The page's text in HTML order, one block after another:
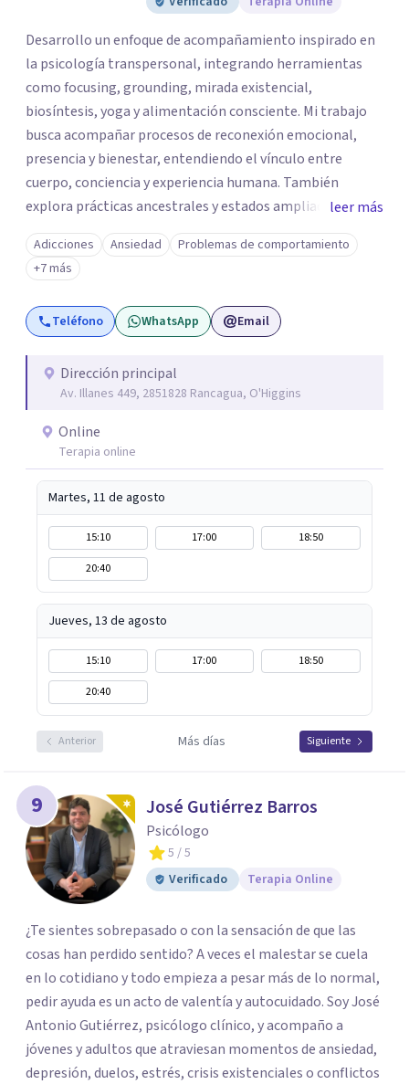
Desarrollo un enfoque de acompañamiento inspirado en
la psicología transpersonal, integrando herramientas
como focusing, grounding, mirada existencial,
biosíntesis, yoga y alimentación consciente. Mi trabajo
busca acompañar procesos de reconexión emocional,
presencia y bienestar, entendiendo el vínculo entre
cuerpo, conciencia y experiencia humana. También
explora prácticas ancestrales y estados ampliados de
conciencia como caminos de introspección,
resignificación emocional y crecimiento personal. Se
caracteriza por crear espacios cálidos y humanos,
orientados a la autenticidad, la escucha y el desarrollo de
una relación más consciente con uno mismo y con la vida.
leer más
Adicciones Ansiedad
Problemas de comportamiento
+7 más
Teléfono WhatsApp Email
Dirección principal
Av. Illanes 449, 2851828 Rancagua, O'Higgins
Online
Terapia online
Martes, 11 de agosto
15:10 17:00
18:50
20:40
Jueves, 13 de agosto
15:10 17:00
18:50
20:40
Anterior Más días Siguiente
9 José Gutiérrez Barros
Psicólogo
5 / 5
Verificado
Terapia Online
¿Te sientes sobrepasado o con la sensación de que las
cosas han perdido sentido? A veces el malestar se cuela
en lo cotidiano y todo empieza a pesar más de lo normal,
pedir ayuda es un acto de valentía y autocuidado. Soy José
Antonio Gutiérrez, psicólogo clínico, y acompaño a
jóvenes y adultos que atraviesan momentos de ansiedad,
depresión, duelos, estrés, crisis existenciales o conflictos